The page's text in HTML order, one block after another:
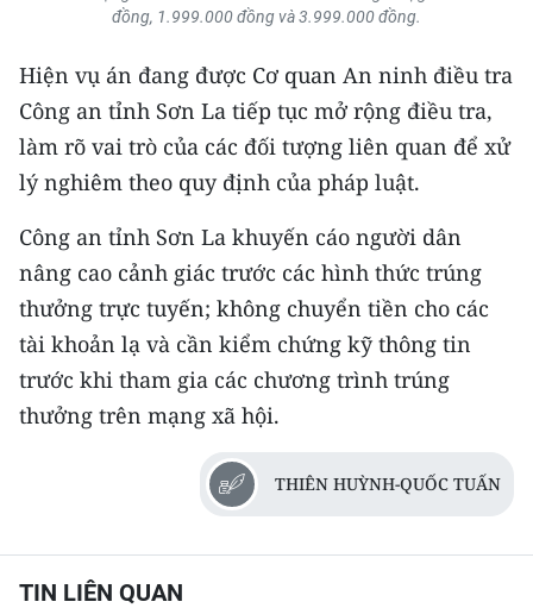
đồng, 1.999.000 đồng và 3.999.000 đồng.
Hiện vụ án đang được Cơ quan An ninh điều tra
Công an tỉnh Sơn La tiếp tục mở rộng điều tra,
làm rõ vai trò của các đối tượng liên quan để xử
lý nghiêm theo quy định của pháp luật.
Công an tỉnh Sơn La khuyến cáo người dân
nâng cao cảnh giác trước các hình thức trúng
thưởng trực tuyến; không chuyển tiền cho các
tài khoản lạ và cần kiểm chứng kỹ thông tin
trước khi tham gia các chương trình trúng
thưởng trên mạng xã hội.
THIÊN HUỲNH-QUỐC TUẤN
TIN LIÊN QUAN